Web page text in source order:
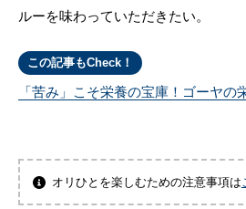
ルーを味わっていただきたい。
この記事もCheck！
「苦み」こそ栄養の宝庫！ゴーヤの
オリひとを楽しむための注意事項は